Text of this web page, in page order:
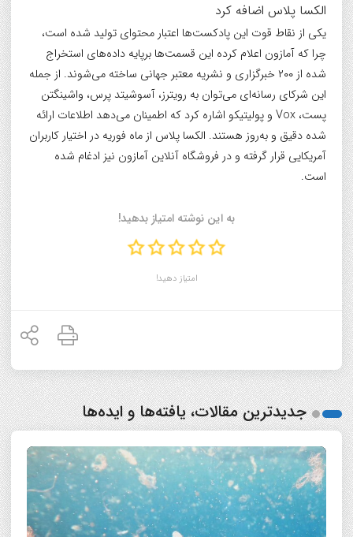
الکسا پلاس اضافه کرد
یکی از نقاط قوت این پادکست‌ها اعتبار محتوای تولید شده است،
چرا که آمازون اعلام کرده این قسمت‌ها برپایه داده‌های استخراج
شده از ۲۰۰ خبرگزاری و نشریه معتبر جهانی ساخته می‌شوند. از جمله
این شرکای رسانه‌ای می‌توان به رویترز، آسوشیتد پرس، واشینگتن
پست، Vox و پولیتیکو اشاره کرد که اطمینان می‌دهد اطلاعات ارائه
شده دقیق و به‌روز هستند. الکسا پلاس از ماه فوریه در اختیار کاربران
آمریکایی قرار گرفته و در فروشگاه آنلاین آمازون نیز ادغام شده
است.
به این نوشته امتیاز بدهید!
امتیاز دهید!
جدیدترین مقالات، یافته‌ها و ایده‌ها